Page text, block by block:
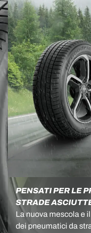
PENSATI PER LE
STRADE
La nuova mescola e
dei pneumatici da